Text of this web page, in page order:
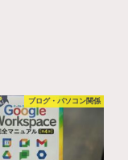
ブログ・パソコン関係